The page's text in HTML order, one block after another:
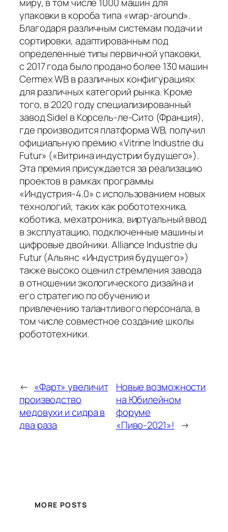
упаковки в короба типа «wrap-around».
Благодаря различным системам подачи и
сортировки, адаптированным под
определенные типы первичной упаковки,
с 2017 года было продано более 130 машин
Cermex WB в различных конфигурациях
для различных категорий рынка. Кроме
того, в 2020 году специализированный
завод Sidel в Корсель-ле-Сито (Франция),
где производится платформа WB, получил
официальную премию «Vitrine Industrie du
Futur» («Витрина индустрии будущего»).
Эта премия присуждается за реализацию
проектов в рамках программы
«Индустрия-4.0» с использованием новых
технологий, таких как робототехника,
коботика, мехатроника, виртуальный ввод
в эксплуатацию, подключенные машины и
цифровые двойники. Alliance Industrie du
Futur (Альянс «Индустрия будущего»)
также высоко оценил стремления завода
в отношении экологического дизайна и
его стратегию по обучению и
привлечению талантливого персонала, в
том числе совместное создание школы
робототехники.
← «Фарт» увеличит
производство
медовухи и сидра в
два раза
Новые возможности
на Юбилейном
форуме
«Пиво-2021»! →
MORE POSTS